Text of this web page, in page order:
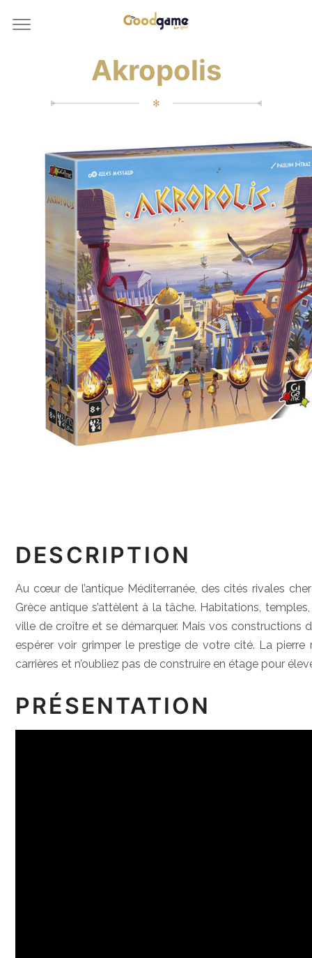
Akropolis
✻
DESCRIPTION
Au cœur de l’antique Méditerranée, des cités rivales
Grèce antique s’attèlent à la tâche. Habitations,
ville de croître et se démarquer. Mais vos constructions
espérer voir grimper le prestige de votre cité. La
carrières et n’oubliez pas de construire en étage pour
PRÉSENTATION